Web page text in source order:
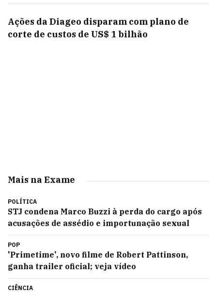
Ações da Diageo disparam com plano de
corte de custos de US$ 1 bilhão
Mais na Exame
POLÍTICA
STJ condena Marco Buzzi à perda do cargo após
acusações de assédio e importunação sexual
POP
'Primetime', novo filme de Robert Pattinson,
ganha trailer oficial; veja vídeo
CIÊNCIA